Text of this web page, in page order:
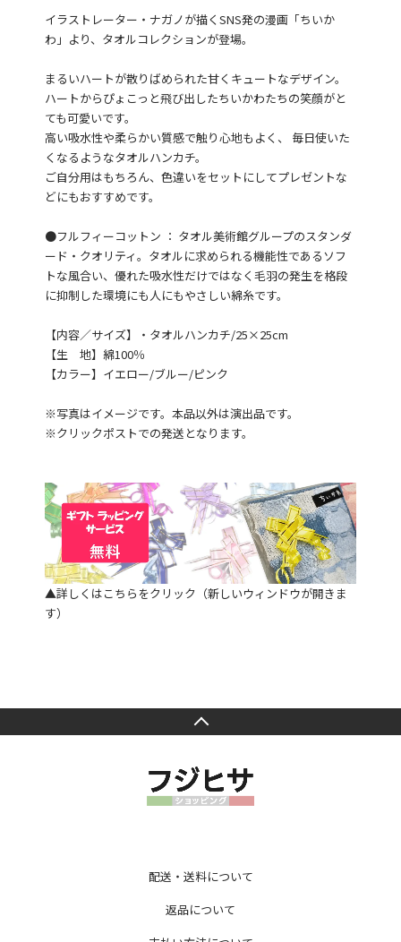
イラストレーター・ナガノが描くSNS発の漫画「ちいか
わ」より、タオルコレクションが登場。
まるいハートが散りばめられた甘くキュートなデザイン。
ハートからぴょこっと飛び出したちいかわたちの笑顔がと
ても可愛いです。
高い吸水性や柔らかい質感で触り心地もよく、 毎日使いた
くなるようなタオルハンカチ。
ご自分用はもちろん、色違いをセットにしてプレゼントな
どにもおすすめです。
●フルフィーコットン ： タオル美術館グループのスタンダ
ード・クオリティ。タオルに求められる機能性であるソフ
トな風合い、優れた吸水性だけではなく毛羽の発生を格段
に抑制した環境にも人にもやさしい綿糸です。
【内容／サイズ】・タオルハンカチ/25×25cm
【生 地】綿100％
【カラー】イエロー/ブルー/ピンク
※写真はイメージです。本品以外は演出品です。
※クリックポストでの発送となります。
▲詳しくはこちらをクリック（新しいウィンドウが開きま
す）
配送・送料について
返品について